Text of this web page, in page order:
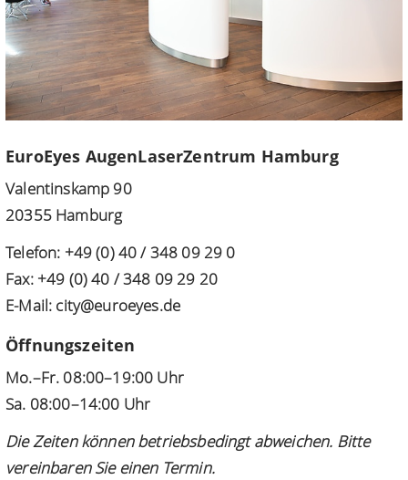
EuroEyes AugenLaserZentrum Hamburg
Valentinskamp 90
20355 Hamburg
Telefon: +49 (0) 40 / 348 09 29 0
Fax: +49 (0) 40 / 348 09 29 20
E-Mail: city@euroeyes.de
Öffnungszeiten
Mo.–Fr. 08:00–19:00 Uhr
Sa. 08:00–14:00 Uhr
Die Zeiten können betriebsbedingt abweichen. Bitte
vereinbaren Sie einen Termin.